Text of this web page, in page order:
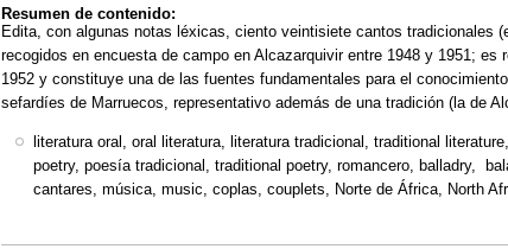
Resumen de contenido:
Edita, con algunas notas léxicas, ciento veintisiete cantos tradicionales
recogidos en encuesta de campo en Alcazarquivir entre 1948 y 1951; es
1952 y constituye una de las fuentes fundamentales para el
sefardíes de Marruecos, representativo además de una tradición (la de
literatura oral, oral literatura, literatura tradicional, traditional
poetry, poesía tradicional, traditional poetry, romancero, balladry,
cantares, música, music, coplas, couplets, Norte de África, North